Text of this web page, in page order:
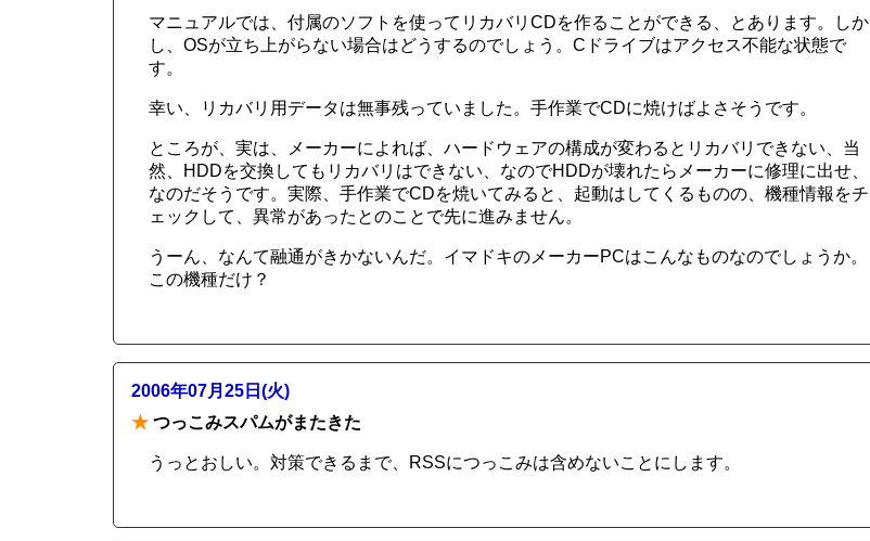
マニュアルでは、付属のソフトを使ってリカバリCDを作ることができる、とあります。しか
し、OSが立ち上がらない場合はどうするのでしょう。Cドライブはアクセス不能な状態で
す。
幸い、リカバリ用データは無事残っていました。手作業でCDに焼けばよさそうです。
ところが、実は、メーカーによれば、ハードウェアの構成が変わるとリカバリできない、当
然、HDDを交換してもリカバリはできない、なのでHDDが壊れたらメーカーに修理に出せ、
なのだそうです。実際、手作業でCDを焼いてみると、起動はしてくるものの、機種情報をチ
ェックして、異常があったとのことで先に進みません。
うーん、なんて融通がきかないんだ。イマドキのメーカーPCはこんなものなのでしょうか。
この機種だけ？
2006年07月25日(火)
★ つっこみスパムがまたきた
うっとおしい。対策できるまで、RSSにつっこみは含めないことにします。